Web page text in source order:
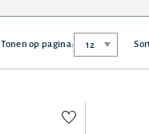
Tonen op pagina: